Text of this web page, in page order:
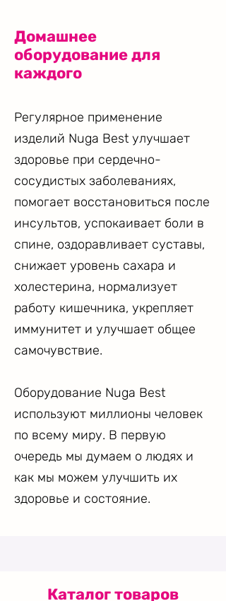
Домашнее
оборудование для
каждого
Регулярное применение
изделий Nuga Best улучшает
здоровье при сердечно-
сосудистых заболеваниях,
помогает восстановиться после
инсультов, успокаивает боли в
спине, оздоравливает суставы,
снижает уровень сахара и
холестерина, нормализует
работу кишечника, укрепляет
иммунитет и улучшает общее
самочувствие.
Оборудование Nuga Best
используют миллионы человек
по всему миру. В первую
очередь мы думаем о людях и
как мы можем улучшить их
здоровье и состояние.
Каталог товаров